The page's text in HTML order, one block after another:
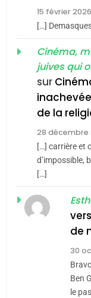
15 février 2026
[…]
Cinéma,
juives qui
sur
de la
28 décembre
[…] carrière et
d’impossible,
[…]
de
30
Ben
le